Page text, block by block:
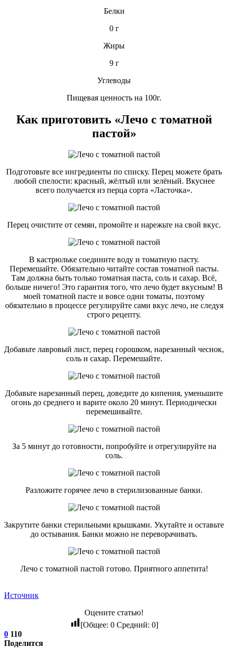
Белки
0 г
Жиры
9 г
Углеводы
Пищевая ценность на 100г.
Как приготовить «Лечо с томатной
пастой»
Подготовьте все ингредиенты по списку. Перец можете брать
любой спелости: красный, жёлтый или зелёный. Вкуснее
всего получается из перца сорта «Ласточка».
Перец очистите от семян, промойте и нарежьте на свой вкус.
В кастрюльке соедините воду и томатную пасту.
Перемешайте. Обязательно читайте состав томатной пасты.
Там должна быть только томатная паста, соль и сахар. Всё,
больше ничего! Это гарантия того, что лечо будет вкусным! В
моей томатной пасте и вовсе одни томаты, поэтому
обязательно в процессе регулируйте сами вкус лечо, не следуя
строго рецепту.
Добавьте лавровый лист, перец горошком, нарезанный чеснок,
соль и сахар. Перемешайте.
Добавьте нарезанный перец, доведите до кипения, уменьшите
огонь до среднего и варите около 20 минут. Периодически
перемешивайте.
За 5 минут до готовности, попробуйте и отрегулируйте на
соль.
Разложите горячее лечо в стерилизованные банки.
Закрутите банки стерильными крышками. Укутайте и оставьте
до остывания. Банки можно не переворачивать.
Лечо с томатной пастой готово. Приятного аппетита!
Источник
Оцените статью!
[Общее: 0Средний: 0]
0 110
Поделится